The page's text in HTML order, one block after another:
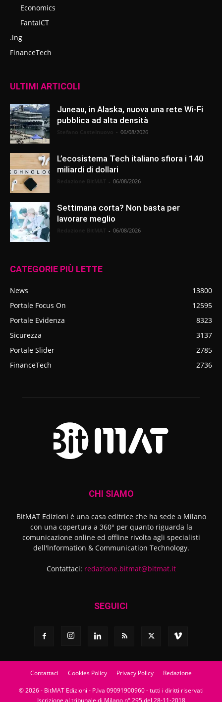
Economics
FantaICT
.ing
FinanceTech
ULTIMI ARTICOLI
Juneau, in Alaska, nuova una rete Wi-Fi
pubblica ad alta densità
- 06/08/2026
L’ecosistema Tech italiano sfiora i 140
miliardi di dollari
- 06/08/2026
Settimana corta? Non basta per
lavorare meglio
- 06/08/2026
CATEGORIE PIÙ LETTE
News
13800
Portale Focus On
12595
Portale Evidenza
8323
Sicurezza
3137
Portale Slider
2785
FinanceTech
2736
CHI SIAMO
BitMAT Edizioni è una casa editrice che ha sede a Milano
con una copertura a 360° per quanto riguarda la
comunicazione online ed offline rivolta agli specialisti
dell'lnformation & Communication Technology.
Contattaci: redazione.bitmat@bitmat.it
SEGUICI
Contattaci Cookies Policy Privacy Policy Redazione
© 2026 - BitMAT Edizioni - P.Iva 09091900960 - tutti i diritti riservati
Iscrizione al tribunale di Milano n° 295 del 28-11-2018